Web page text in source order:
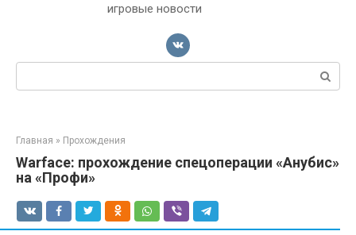
игровые новости
Поиск:
Главная » Прохождения
Warface: прохождение спецоперации «Анубис»
на «Профи»